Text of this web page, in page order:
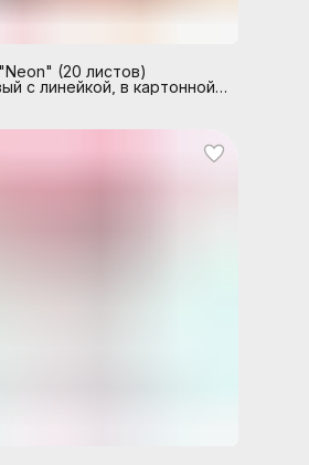
(20 листов)
с линейкой, в картонной